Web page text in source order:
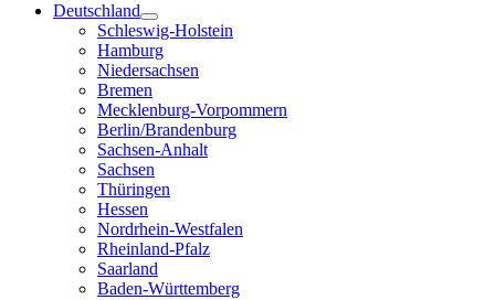
Deutschland
Schleswig-Holstein
Hamburg
Niedersachsen
Bremen
Mecklenburg-Vorpommern
Berlin/Brandenburg
Sachsen-Anhalt
Sachsen
Thüringen
Hessen
Nordrhein-Westfalen
Rheinland-Pfalz
Saarland
Baden-Württemberg